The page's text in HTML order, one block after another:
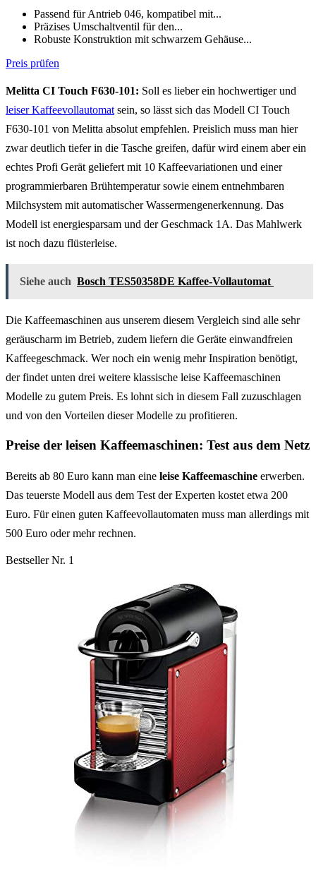
Passend für Antrieb 046, kompatibel mit...
Präzises Umschaltventil für den...
Robuste Konstruktion mit schwarzem Gehäuse...
Preis prüfen
Melitta CI Touch F630-101: Soll es lieber ein hochwertiger und
leiser Kaffeevollautomat sein, so lässt sich das Modell CI Touch
F630-101 von Melitta absolut empfehlen. Preislich muss man hier
zwar deutlich tiefer in die Tasche greifen, dafür wird einem aber ein
echtes Profi Gerät geliefert mit 10 Kaffeevariationen und einer
programmierbaren Brühtemperatur sowie einem entnehmbaren
Milchsystem mit automatischer Wassermengenerkennung. Das
Modell ist energiesparsam und der Geschmack 1A. Das Mahlwerk
ist noch dazu flüsterleise.
Siehe auch Bosch TES50358DE Kaffee-Vollautomat
Die Kaffeemaschinen aus unserem diesem Vergleich sind alle sehr
geräuscharm im Betrieb, zudem liefern die Geräte einwandfreien
Kaffeegeschmack. Wer noch ein wenig mehr Inspiration benötigt,
der findet unten drei weitere klassische leise Kaffeemaschinen
Modelle zu gutem Preis. Es lohnt sich in diesem Fall zuzuschlagen
und von den Vorteilen dieser Modelle zu profitieren.
Preise der leisen Kaffeemaschinen: Test aus dem Netz
Bereits ab 80 Euro kann man eine leise Kaffeemaschine erwerben.
Das teuerste Modell aus dem Test der Experten kostet etwa 200
Euro. Für einen guten Kaffeevollautomaten muss man allerdings mit
500 Euro oder mehr rechnen.
Bestseller Nr. 1